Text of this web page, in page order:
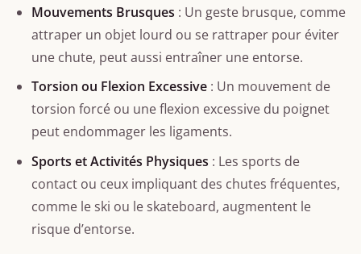
Mouvements Brusques : Un geste brusque, comme
attraper un objet lourd ou se rattraper pour éviter
une chute, peut aussi entraîner une entorse.
Torsion ou Flexion Excessive : Un mouvement de
torsion forcé ou une flexion excessive du poignet
peut endommager les ligaments.
Sports et Activités Physiques : Les sports de
contact ou ceux impliquant des chutes fréquentes,
comme le ski ou le skateboard, augmentent le
risque d’entorse.